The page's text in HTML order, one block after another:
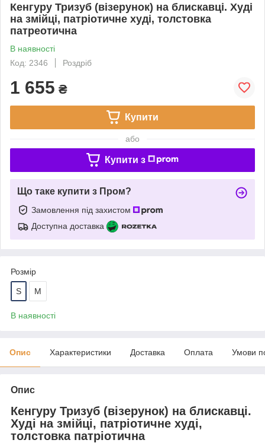
Кенгуру Тризуб (візерунок) на блискавці. Худі
на змійці, патріотичне худі, толстовка
патреотична
В наявності
Код: 2346
Роздріб
1 655 ₴
Купити
або
Купити з
Що таке купити з Пром?
Замовлення під захистом
Доступна доставка
Розмір
S M
В наявності
Опис Характеристики Доставка Оплата Умови
Опис
Кенгуру Тризуб (візерунок) на блискавці.
Худі на змійці, патріотичне худі,
толстовка патріотична